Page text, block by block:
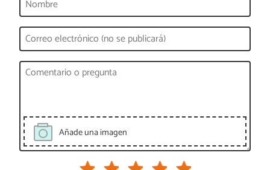
Añade una imagen